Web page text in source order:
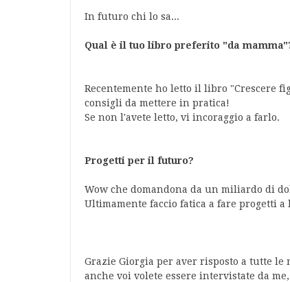
In futuro chi lo sa...
Qual è il tuo libro preferito "da
Recentemente ho letto il libro "Crescere
consigli da mettere in pratica!
Se non l'avete letto, vi incoraggio a farlo.
Progetti per il futuro?
Wow che domandona da un miliardo di
Ultimamente faccio fatica a fare progetti
Grazie Giorgia per aver risposto a tutte
anche voi volete essere intervistate da